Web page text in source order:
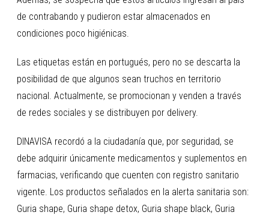
de contrabando y pudieron estar almacenados en
condiciones poco higiénicas.
Las etiquetas están en portugués, pero no se descarta la
posibilidad de que algunos sean truchos en territorio
nacional. Actualmente, se promocionan y venden a través
de redes sociales y se distribuyen por delivery.
DINAVISA recordó a la ciudadanía que, por seguridad, se
debe adquirir únicamente medicamentos y suplementos en
farmacias, verificando que cuenten con registro sanitario
vigente. Los productos señalados en la alerta sanitaria son:
Guria shape, Guria shape detox, Guria shape black, Guria